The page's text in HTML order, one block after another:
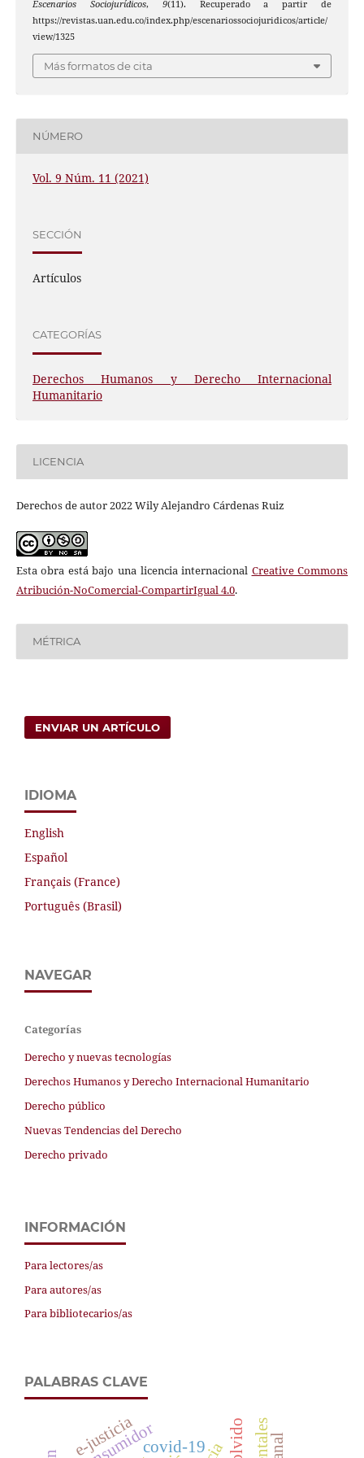
Escenarios Sociojurídicos, 9(11). Recuperado a partir de
https://revistas.uan.edu.co/index.php/escenariossociojuridicos/article/
view/1325
Más formatos de cita
NÚMERO
Vol. 9 Núm. 11 (2021)
SECCIÓN
Artículos
CATEGORÍAS
Derechos Humanos y Derecho Internacional
Humanitario
LICENCIA
Derechos de autor 2022 Wily Alejandro Cárdenas Ruiz
Esta obra está bajo una licencia internacional Creative Commons
Atribución-NoComercial-CompartirIgual 4.0.
MÉTRICA
ENVIAR UN ARTÍCULO
IDIOMA
English
Español
Français (France)
Português (Brasil)
NAVEGAR
Categorías
Derecho y nuevas tecnologías
Derechos Humanos y Derecho Internacional Humanitario
Derecho público
Nuevas Tendencias del Derecho
Derecho privado
INFORMACIÓN
Para lectores/as
Para autores/as
Para bibliotecarios/as
PALABRAS CLAVE
covid-19
e-justicia